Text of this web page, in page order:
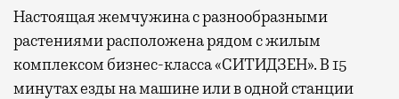
Настоящая жемчужина с разнообразными
растениями расположена рядом с жилым
комплексом бизнес-класса «СИТИДЗЕН». В 15
минутах езды на машине или в одной станции